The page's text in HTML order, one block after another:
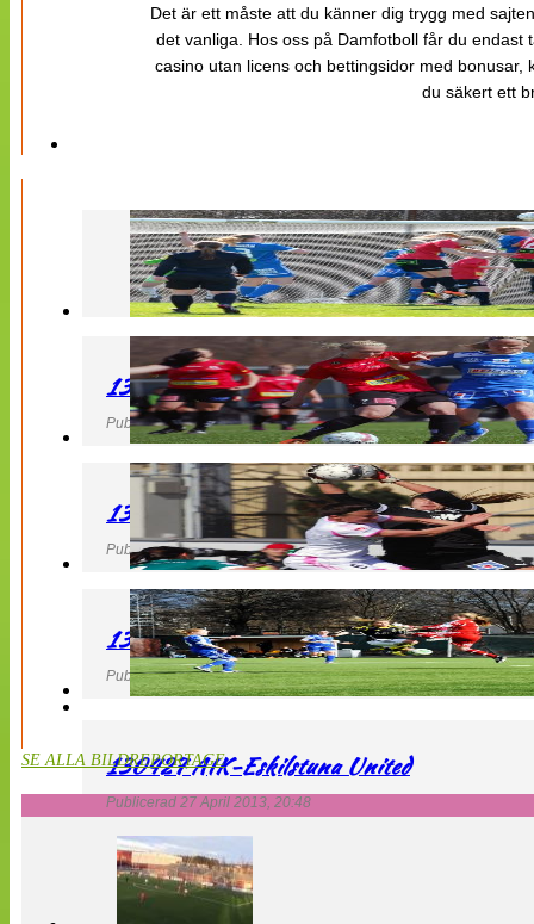
Det är ett måste att du känner dig trygg med
det vanliga. Hos oss på Damfotboll får du
casino utan licens och bettingsidor med
du säkert ett
130427 LB 07 – QBIK
Publicerad 27 April 2013, 22:40
130427 IF Limhamn Bunkeflo – QBIK
Publicerad 27 April 2013, 21:10
130427 LdB FC Malmö – Mallbackens IF
Publicerad 27 April 2013, 20:54
130427 AIK-Eskilstuna United
Publicerad 27 April 2013, 20:48
SE ALLA BILDREPORTAGE